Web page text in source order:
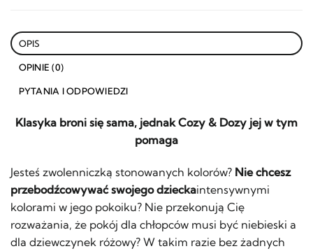
OPIS
OPINIE (0)
PYTANIA I ODPOWIEDZI
Klasyka broni się sama, jednak Cozy & Dozy jej w tym
pomaga
Jesteś zwolenniczką stonowanych kolorów? Nie chcesz
przebodźcowywać swojego dzieckaintensywnymi
kolorami w jego pokoiku? Nie przekonują Cię
rozważania, że pokój dla chłopców musi być niebieski a
dla dziewczynek różowy? W takim razie bez żadnych